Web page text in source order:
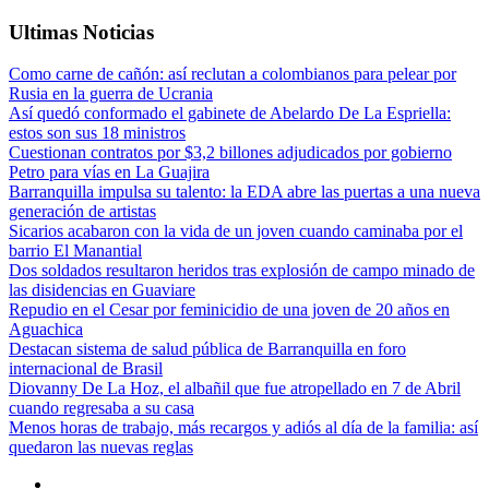
Ultimas Noticias
Como carne de cañón: así reclutan a colombianos para pelear por
Rusia en la guerra de Ucrania
Así quedó conformado el gabinete de Abelardo De La Espriella:
estos son sus 18 ministros
Cuestionan contratos por $3,2 billones adjudicados por gobierno
Petro para vías en La Guajira
Barranquilla impulsa su talento: la EDA abre las puertas a una nueva
generación de artistas
Sicarios acabaron con la vida de un joven cuando caminaba por el
barrio El Manantial
Dos soldados resultaron heridos tras explosión de campo minado de
las disidencias en Guaviare
Repudio en el Cesar por feminicidio de una joven de 20 años en
Aguachica
Destacan sistema de salud pública de Barranquilla en foro
internacional de Brasil
Diovanny De La Hoz, el albañil que fue atropellado en 7 de Abril
cuando regresaba a su casa
Menos horas de trabajo, más recargos y adiós al día de la familia: así
quedaron las nuevas reglas